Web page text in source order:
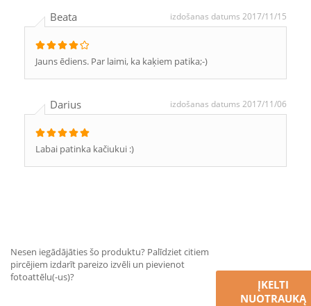
Beata izdošanas datums 2017/11/15
Jauns ēdiens. Par laimi, ka kaķiem patika;-)
Darius izdošanas datums 2017/11/06
Labai patinka kačiukui :)
Nesen iegādājāties šo produktu? Palīdziet citiem
pircējiem izdarīt pareizo izvēli un pievienot
fotoattēlu(-us)?
ĮKELTI
NUOTRAUKĄ